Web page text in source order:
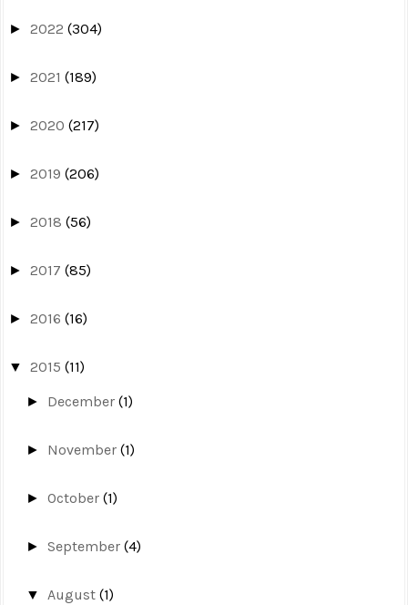
► 2022 (304)
► 2021 (189)
► 2020 (217)
► 2019 (206)
► 2018 (56)
► 2017 (85)
► 2016 (16)
▼ 2015 (11)
► December(1)
► November(1)
►October(1)
►September(4)
▼ August(1)